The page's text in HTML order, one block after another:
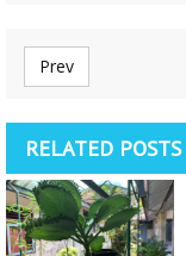
Prev
RELATED POSTS